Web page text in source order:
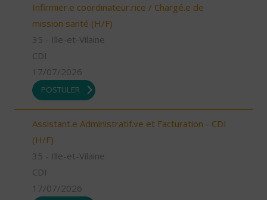
Infirmier.e coordinateur.rice / Chargé.e de
mission santé (H/F)
35 - Ille-et-Vilaine
CDI
17/07/2026
POSTULER
Assistant.e Administratif.ve et Facturation - CDI
(H/F)
35 - Ille-et-Vilaine
CDI
17/07/2026